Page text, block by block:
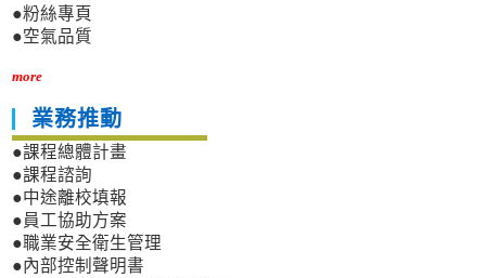
●粉絲專頁
●空氣品質
more
業務推動
●課程總體計畫
●課程諮詢
●中途離校填報
●員工協助方案
●職業安全衛生管理
●內部控制聲明書